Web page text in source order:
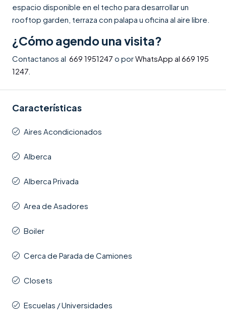
espacio disponible en el techo para desarrollar un
rooftop garden, terraza con palapa u oficina al aire libre.
¿Cómo agendo una visita?
Contactanos al 669 1951247 o porWhatsApp al 669 195
1247
Características
Aires Acondicionados
Alberca
Alberca Privada
Area de Asadores
Boiler
Cerca de Parada de Camiones
Closets
Escuelas / Universidades